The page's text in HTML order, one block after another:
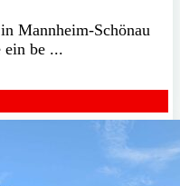
Mannheim-Schönau
ein be ...